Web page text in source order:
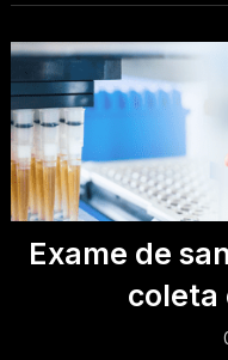
Exame de
coleta